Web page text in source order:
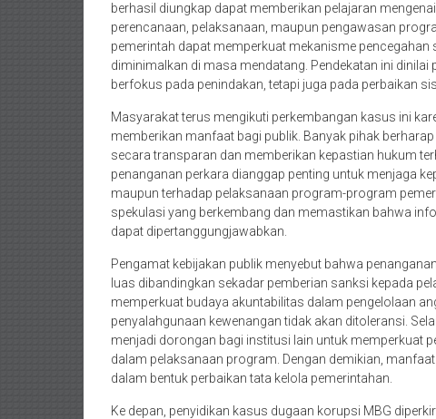
berhasil diungkap dapat memberikan pelajaran
perencanaan, pelaksanaan, maupun pengawasan
pemerintah dapat memperkuat mekanisme
diminimalkan di masa mendatang. Pendekatan ini
berfokus pada penindakan, tetapi juga pada perbaikan
Masyarakat terus mengikuti perkembangan kasus ini
memberikan manfaat bagi publik. Banyak pihak
secara transparan dan memberikan kepastian hukum
penanganan perkara dianggap penting untuk menjaga
maupun terhadap pelaksanaan program-program
spekulasi yang berkembang dan memastikan bahwa
dapat dipertanggungjawabkan.
Pengamat kebijakan publik menyebut bahwa
luas dibandingkan sekadar pemberian sanksi kepada
memperkuat budaya akuntabilitas dalam pengelolaan
penyalahgunaan kewenangan tidak akan ditoleransi.
menjadi dorongan bagi institusi lain untuk memperkuat
dalam pelaksanaan program. Dengan demikian,
dalam bentuk perbaikan tata kelola pemerintahan.
Ke depan, penyidikan kasus dugaan korupsi MBG